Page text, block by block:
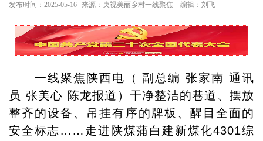
发布时间：2025-05-16 来源：央视美丽乡村一线聚焦 编辑：刘飞
一线聚焦陕西电（ 副总编 张家南 通讯
员 张美心 陈龙报道） 干净整洁的巷道、摆放
整齐的设备、吊挂有序的牌板、醒目全面的
安全标志……走进陕煤蒲白建新煤化4301综